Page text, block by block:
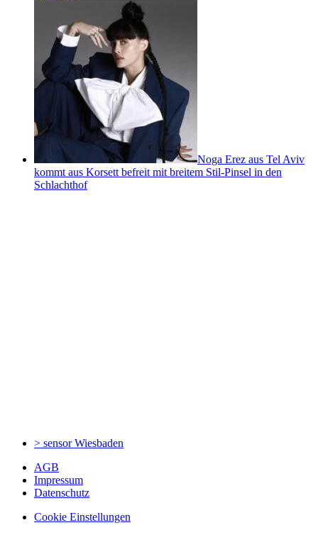
Noga Erez aus Tel Aviv
kommt aus Korsett befreit mit breitem Stil-Pinsel in den
Schlachthof
> sensorWiesbaden
AGB
Impressum
Datenschutz
Cookie Einstellungen